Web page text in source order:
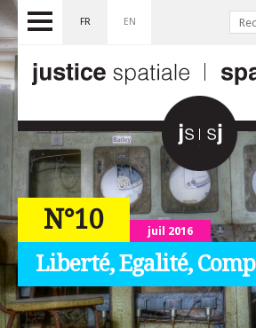
FR EN
juil 2016
N°10
Liberté, Egalité,